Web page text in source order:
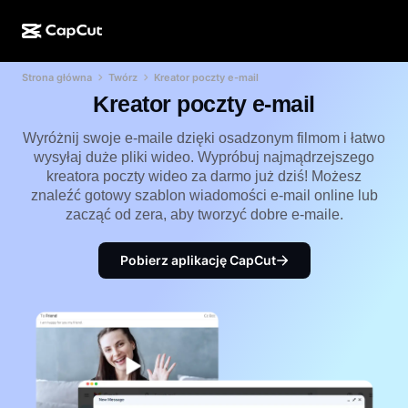
CapCut w wersji na komputer
CapCut online
CapCut Pad
Aplikacja mobilna CapCut
Dreamina AI
Kreator AI
Projekt AI
Studio filmowe
Generator filmów AI
Generator obrazów AI
Ulepszanie obrazów AI
Dreamina Seedance 2.5
Nano Banana Pro
Gemini Omni
Funkcje
Narzędzia AI
Edytor i generator filmów
Edytor i generator obrazów
Generator i edytor głosów
Przypadki użycia
Media społecznościowe
Szablony na media społecznościowe
Świąteczne szablony
Więcej
Szablony kalendarzy
Szablony efektów
Informacje
Społeczność
Inicjatywy
Program pionierów
Kreatywny kampus CapCut
Strona główna Twórz Kreator poczty e-mail
Kreator poczty e-mail
Wyróżnij swoje e-maile dzięki osadzonym filmom i łatwo
wysyłaj duże pliki wideo. Wypróbuj najmądrzejszego
kreatora poczty wideo za darmo już dziś! Możesz
znaleźć gotowy szablon wiadomości e-mail online lub
zacząć od zera, aby tworzyć dobre e-maile.
Pobierz aplikację CapCut